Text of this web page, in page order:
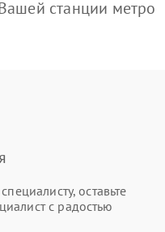
станции метро
оставьте
с радостью